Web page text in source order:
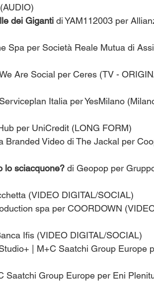
dei Giganti di YAM112003 per
Spa per Società Reale Mutua di
Are Social per Ceres (TV -
Italia per YesMilano
per UniCredit (LONG FORM)
Branded Video di The Jackal per
lo sciacquone? di Geopop per
(VIDEO DIGITAL/SOCIAL)
spa per COORDOWN
Ifis (VIDEO DIGITAL/SOCIAL)
| M+C Saatchi Group Europe
Saatchi Group Europe per Eni